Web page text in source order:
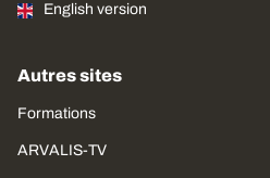
English version
Autres sites
Formations
ARVALIS-TV